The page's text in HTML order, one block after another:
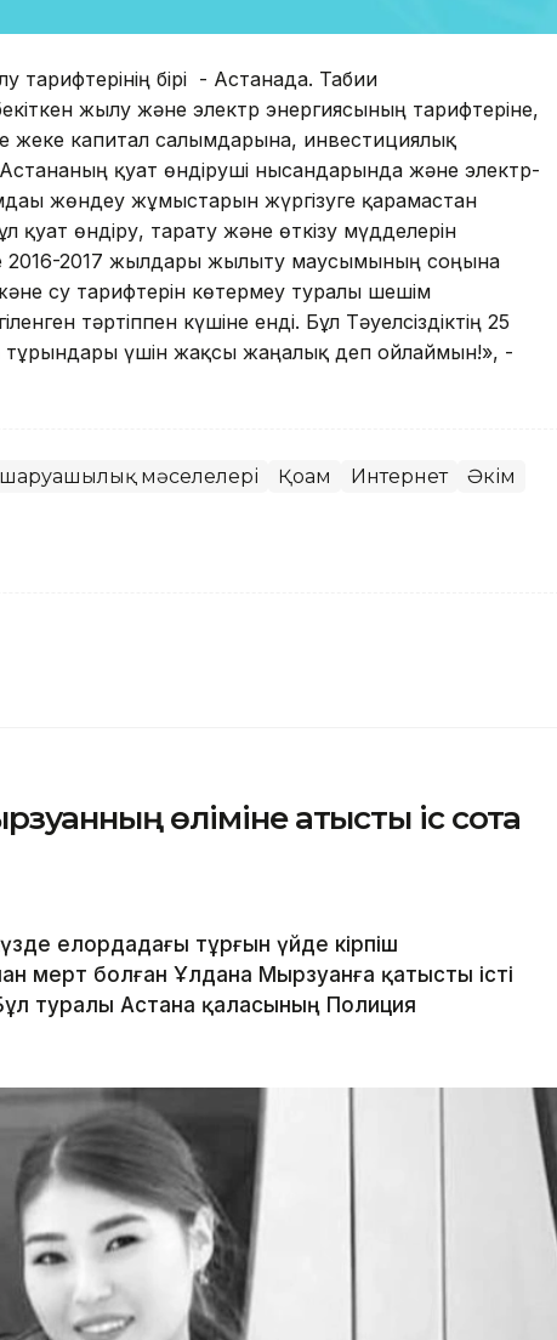
тарифтерінің бірі - Астанада. Табиғи
жылу және электр энергиясының тарифтеріне,
жеке капитал салымдарына, инвестициялық
қуат өндіруші нысандарында және электр-
жөндеу жұмыстарын жүргізуге қарамастан
қуат өндіру, тарату және өткізу мүдделерін
2016-2017 жылдары жылыту маусымының соңына
су тарифтерін көтермеу туралы шешім
тәртіппен күшіне енді. Бұл Тәуелсіздіктің 25
тұрғындары үшін жақсы жаңалық деп ойлаймын!», -
мәселелері Қоғам Интернет Әкім
өліміне қатысты іс сотқа
елордадағы тұрғын үйде кірпіш
мерт болған Ұлдана Мырзуанға қатысты істі
туралы Астана қаласының Полиция